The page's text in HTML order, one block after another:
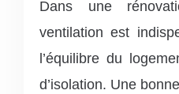
Dans une
ventilation est
l’équilibre du
d’isolation. Une